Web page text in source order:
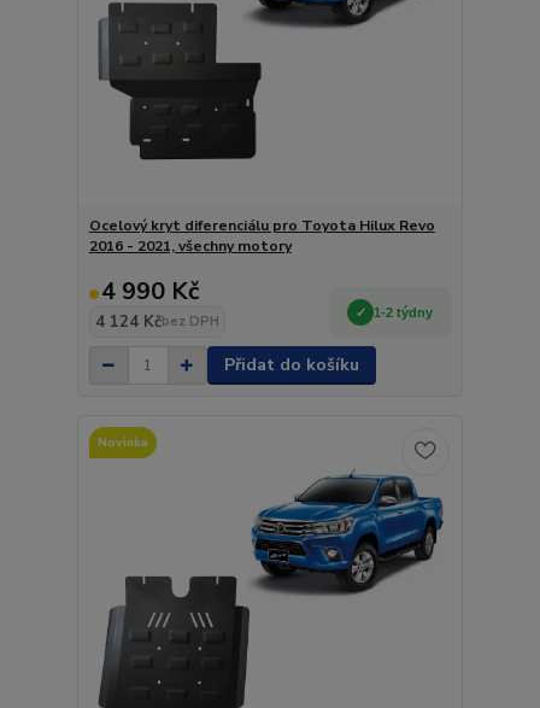
Ocelový kryt diferenciálu pro Toyota Hilux Revo
2016 - 2021, všechny motory
4 990 Kč
4 124 Kčbez DPH
1-2 týdny
Přidat do košíku
Novinka